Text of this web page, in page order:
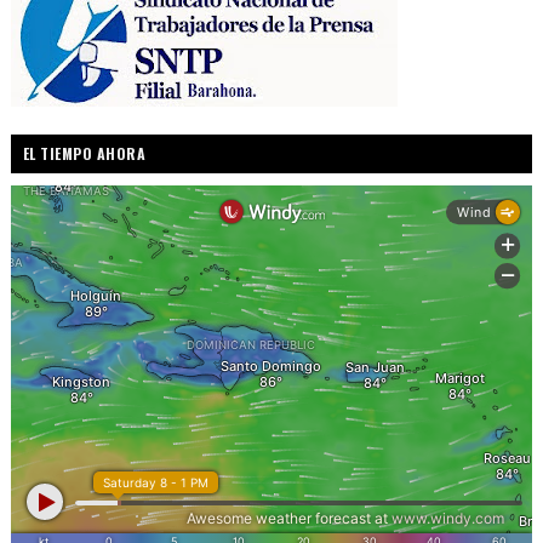
EL TIEMPO AHORA